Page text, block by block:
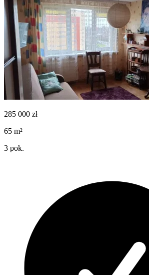
285 000 zł
65 m²
3 pok.